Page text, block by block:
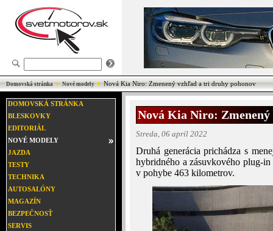
Domovská stránka Nové modely Nová Kia Niro: Zmenený vzhľad a tri druhy pohonov
DOMOVSKÁ STRÁNKA
BLESKOVKY
EDITORIÁL
NOVÉ MODELY
JAZDA
TESTY
TECHNIKA
AUTOSALÓNY
MAGAZÍN
BEZPEČNOSŤ
SERVIS
Nová Kia Niro:
Streda, 06 apríl 2022
Druhá generácia prichádza s
hybridného a zásuvkového plug-
v pohybe 463 kilometrov.